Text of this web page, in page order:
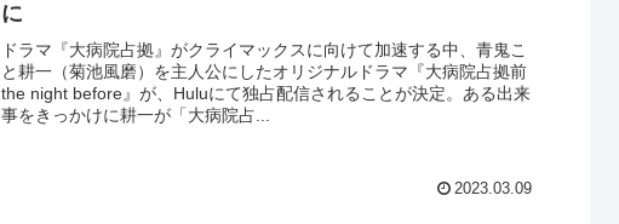
に
ドラマ『大病院占拠』がクライマックスに向けて加速する中、青鬼こ
と耕一（菊池風磨）を主人公にしたオリジナルドラマ『大病院占拠前
the night before』が、Huluにて独占配信されることが決定。ある出来
事をきっかけに耕一が「大病院占...
2023.03.09